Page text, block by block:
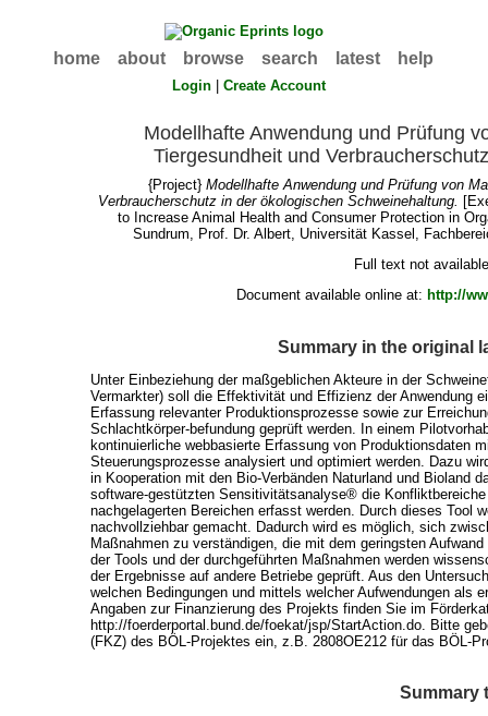
home about browse search latest help
Login |Create Account
Modellhafte Anwendung und Prüfung
Tiergesundheit und
{Project}Modellhafte Anwendung und Prüfung von
Verbraucherschutz in der ökologischen Schweinehaltung.
to Increase Animal Health and Consumer Protection in
Sundrum, Prof. Dr. Albert, Universität Kassel,
Full text not
Document available online at: http://
Summary in the original
Unter Einbeziehung der maßgeblichen Akteure in der
Vermarkter) soll die Effektivität und Effizienz der Anwendung
Erfassung relevanter Produktionsprozesse sowie zur
Schlachtkörper-befundung geprüft werden. In einem
kontinuierliche webbasierte Erfassung von Produktionsdaten
Steuerungsprozesse analysiert und optimiert werden. Dazu
in Kooperation mit den Bio-Verbänden Naturland und Bioland
software-gestützten Sensitivitätsanalyse® die
nachgelagerten Bereichen erfasst werden. Durch dieses Tool
nachvollziehbar gemacht. Dadurch wird es möglich, sich
Maßnahmen zu verständigen, die mit dem geringsten
der Tools und der durchgeführten Maßnahmen werden
der Ergebnisse auf andere Betriebe geprüft. Aus den
welchen Bedingungen und mittels welcher Aufwendungen als
Angaben zur Finanzierung des Projekts finden Sie im
http://foerderportal.bund.de/foekat/jsp/StartAction.do. Bitte
(FKZ) des BÖL-Projektes ein, z.B. 2808OE212 für das BÖL-
Summary